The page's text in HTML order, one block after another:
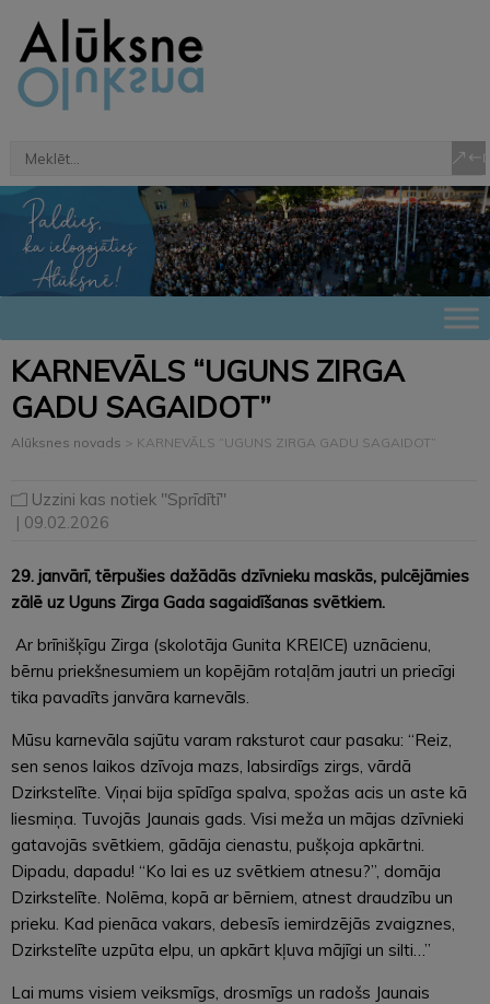
KARNEVĀLS “UGUNS ZIRGA
GADU SAGAIDOT”
Alūksnes novads > KARNEVĀLS “UGUNS ZIRGA GADU SAGAIDOT”
Uzzini kas notiek "Sprīdītī"
| 09.02.2026
29. janvārī, tērpušies dažādās dzīvnieku maskās, pulcējāmies
zālē uz Uguns Zirga Gada sagaidīšanas svētkiem.
Ar brīnišķīgu Zirga (skolotāja Gunita KREICE) uznācienu,
bērnu priekšnesumiem un kopējām rotaļām jautri un priecīgi
tika pavadīts janvāra karnevāls.
Mūsu karnevāla sajūtu varam raksturot caur pasaku: “Reiz,
sen senos laikos dzīvoja mazs, labsirdīgs zirgs, vārdā
Dzirkstelīte. Viņai bija spīdīga spalva, spožas acis un aste kā
liesmiņa. Tuvojās Jaunais gads. Visi meža un mājas dzīvnieki
gatavojās svētkiem, gādāja cienastu, pušķoja apkārtni.
Dipadu, dapadu! “Ko lai es uz svētkiem atnesu?”, domāja
Dzirkstelīte. Nolēma, kopā ar bērniem, atnest draudzību un
prieku. Kad pienāca vakars, debesīs iemirdzējās zvaigznes,
Dzirkstelīte uzpūta elpu, un apkārt kļuva mājīgi un silti…”
Lai mums visiem veiksmīgs, drosmīgs un radošs Jaunais